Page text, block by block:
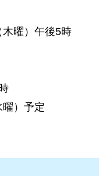
曜）午後5時
）予定